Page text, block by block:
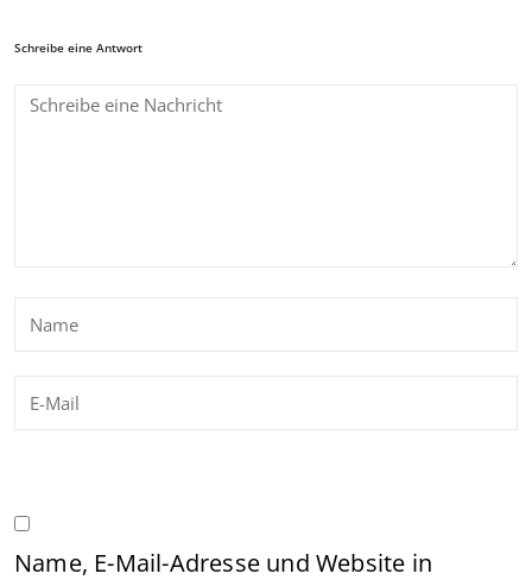
Schreibe eine Antwort
Name, E-Mail-Adresse und Website in